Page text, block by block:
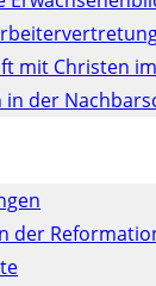
mit Christen
in der
der